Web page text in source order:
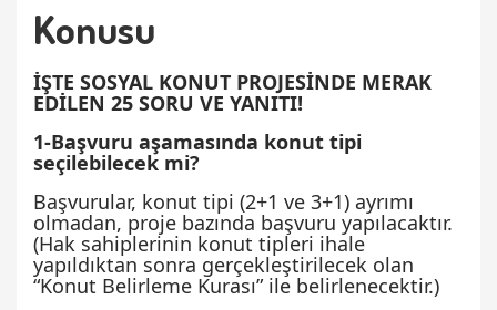
Konusu
İŞTE SOSYAL KONUT PROJESİNDE MERAK
EDİLEN 25 SORU VE YANITI!
1-Başvuru aşamasında konut tipi
seçilebilecek mi?
Başvurular, konut tipi (2+1 ve 3+1) ayrımı
olmadan, proje bazında başvuru yapılacaktır.
(Hak sahiplerinin konut tipleri ihale
yapıldıktan sonra gerçekleştirilecek olan
“Konut Belirleme Kurası” ile belirlenecektir.)